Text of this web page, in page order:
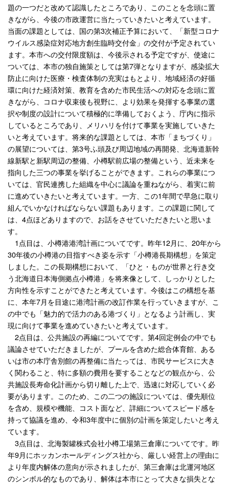
題の一つだと改めて認識したところであり、このことを念頭に置
きながら、今後の市政運営に当たっていきたいと考えています。
当面の課題としては、国の第3次補正予算において、「新型コロナ
ウイルス感染症対応地方創生臨時交付金」の交付が予定されてい
ます。本市への交付限度額は、今後示される予定ですが、使途に
ついては、本市の独自施策としては第7弾となりますが、感染拡大
防止に向けた医療・検査体制の充実はもとより、地域経済の好循
環に向けた経済対策、教育を含めた市民生活への対応を念頭に置
きながら、コロナ収束後も視野に、より効果を発揮する事業の選
択や制度の設計について積極的に準備しておくよう、庁内に指示
しているところであり、メリハリを付けて事業を実施していきた
いと考えています。将来的な課題としては、本市「まちづくり」
の展望については、第3号ふ頭及び周辺地域の再開発、北海道新幹
線新駅と新駅周辺の整備、小樽駅前広場の整備という、近未来を
指向した三つの事業を挙げることができます。これらの事業につ
いては、官民連携した組織を中心に議論を重ねながら、着実に前
に進めていきたいと考えています。一方、この1年間で早急に取り
組んでいかなければならない課題もあります。この課題に関して
は、4点ほどありますので、お話をさせていただきたいと思いま
す。
1点目は、小樽港港湾計画についてです。昨年12月に、20年から
30年後の小樽港の目指すべき姿を示す「小樽港長期構想」を策定
しました。この長期構想において、「ひと・ものが世界と行き交
う北海道日本海側拠点小樽港」を将来像として、しっかりとした
方向性を示すことができたと考えています。今後はこの構想を基
に、本年7月を目途に港湾計画の改訂作業を行っていきますが、こ
の中でも「魅力的で活力のある港づくり」となるよう計画し、実
現に向けて事業を進めていきたいと考えています。
2点目は、公共施設の再編についてです。第4回定例会の中でも
議論させていただきましたが、プールを含めた総合体育館、ある
いは市の本庁舎別館の再整備に当たっては、市民サービスに大き
く関わること、特に多額の費用を要することなどの観点から、公
共施設長寿命化計画から切り離した上で、迅速に対応していく必
要があります。このため、この二つの施設については、優先順位
を含め、規模や機能、コスト面など、詳細についてスピード感を
持って協議を進め、令和3年度中に個別の計画を策定したいと考え
ています。
3点目は、北海製罐株式会社小樽工場第三倉庫についてです。昨
年9月にホッカンホールディングス社から、厳しい経営上の理由に
より年度内解体の意向が示されましたが、第三倉庫は北運河地区
のシンボル的なものであり、解体は本市にとって大きな損失とな